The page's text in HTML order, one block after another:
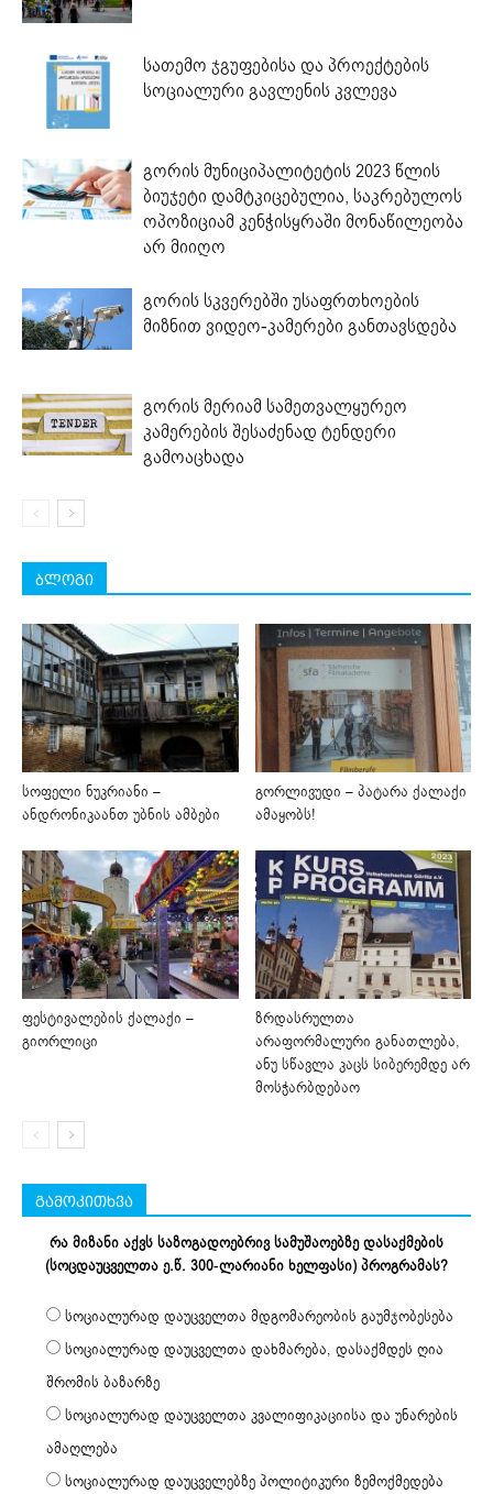
სათემო ჯგუფებისა და პროექტების
სოციალური გავლენის კვლევა
გორის მუნიციპალიტეტის 2023 წლის
ბიუჯეტი დამტკიცებულია, საკრებულოს
ოპოზიციამ კენჭისყრაში მონაწილეობა
არ მიიღო
გორის სკვერებში უსაფრთხოების
მიზნით ვიდეო-კამერები განთავსდება
გორის მერიამ სამეთვალყურეო
კამერების შესაძენად ტენდერი
გამოაცხადა
ბლოგი
სოფელი ნუკრიანი –
ანდრონიკაანთ უბნის ამბები
გორლივუდი – პატარა ქალაქი
ამაყობს!
ფესტივალების ქალაქი –
გიორლიცი
ზრდასრულთა
არაფორმალური განათლება,
ანუ სწავლა კაცს სიბერემდე არ
მოსჭარბდებაო
გამოკითხვა
რა მიზანი აქვს საზოგადოებრივ სამუშაოებზე დასაქმების
(სოცდაუცველთა ე.წ. 300-ლარიანი ხელფასი) პროგრამას?
სოციალურად დაუცველთა მდგომარეობის გაუმჯობესება
სოციალურად დაუცველთა დახმარება, დასაქმდეს ღია
შრომის ბაზარზე
სოციალურად დაუცველთა კვალიფიკაციისა და უნარების
ამაღლება
სოციალურად დაუცველებზე პოლიტიკური ზემოქმედება